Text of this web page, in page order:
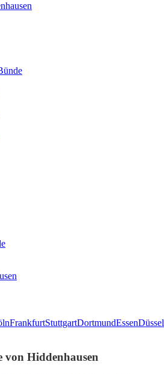
FrankfurtStuttgartDortmundEssen
von Hiddenhausen